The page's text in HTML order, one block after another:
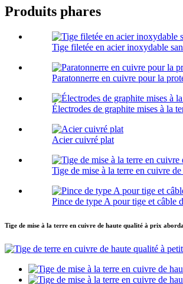
Produits phares
Tige filetée en acier inoxydable
Paratonnerre en cuivre pour la
Électrodes de graphite mises à la
Acier cuivré plat
Tige de mise à la terre en cuivre
Pince de type A pour tige et câble
Tige de mise à la terre en cuivre de haute qualité à prix